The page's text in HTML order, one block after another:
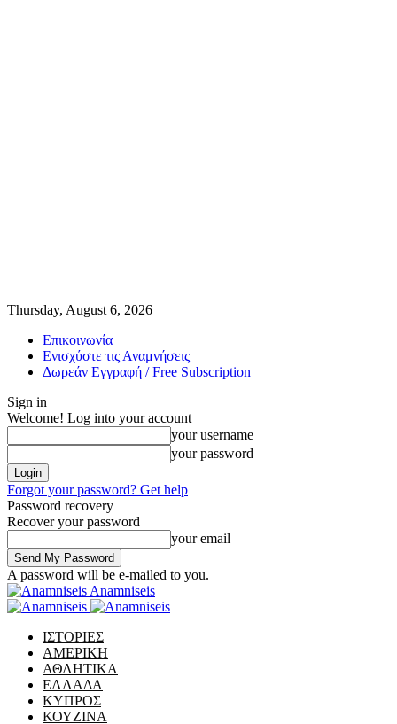
Thursday, August 6, 2026
Επικοινωνία
Ενισχύστε τις Αναμνήσεις
Δωρεάν Εγγραφή / Free Subscription
Sign in
Welcome! Log into your account
your username
your password
Forgot your password? Get help
Password recovery
Recover your password
your email
A password will be e-mailed to you.
Anamniseis
ΙΣΤΟΡΙΕΣ
ΑΜΕΡΙΚΗ
ΑΘΛΗΤΙΚΑ
ΕΛΛΑΔΑ
ΚΥΠΡΟΣ
ΚΟΥΖΙΝΑ